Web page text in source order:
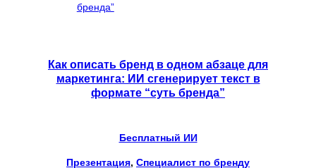
Как описать бренд в одном абзаце для
маркетинга: ИИ сгенерирует текст в
формате “суть бренда”
Бесплатный ИИ
Презентация, Специалист по бренду